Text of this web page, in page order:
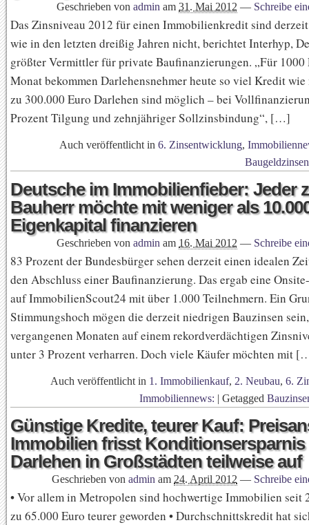
Geschrieben von admin am 31. Mai 2012 — Schreibe
Das Zinsniveau 2012 für einen Immobilienkredit sind
wie in den letzten dreißig Jahren nicht, berichtet Interhyp,
größter Vermittler für private Baufinanzierungen. „Für 1000
Monat bekommen Darlehensnehmer heute so viel Kredit
zu 300.000 Euro Darlehen sind möglich – bei
Prozent Tilgung und zehnjähriger Sollzinsbindung“, […]
Auch veröffentlicht in 6. Zinsentwicklung,
Deutsche im Immobilienfieber: Jeder
Bauherr möchte mit weniger als
Eigenkapital finanzieren
Geschrieben von admin am 16. Mai 2012 — Schreibe
83 Prozent der Bundesbürger sehen derzeit einen idealen
den Abschluss einer Baufinanzierung. Das ergab eine
auf ImmobilienScout24 mit über 1.000 Teilnehmern. Ein
Stimmungshoch mögen die derzeit niedrigen Bauzinsen
vergangenen Monaten auf einem rekordverdächtigen
unter 3 Prozent verharren. Doch viele Käufer möchten mit
Auch veröffentlicht in 1. Immobilienkauf, 2. Neubau, 6.
Immobiliennews: | Getagged
Günstige Kredite, teurer Kauf:
Immobilien frisst Konditionsersparnis
Darlehen in Großstädten teilweise auf
Geschrieben von admin am 24. April 2012 — Schreibe
• Vor allem in Metropolen sind hochwertige Immobilien seit
zu 65.000 Euro teurer geworden • Durchschnittskredit hat